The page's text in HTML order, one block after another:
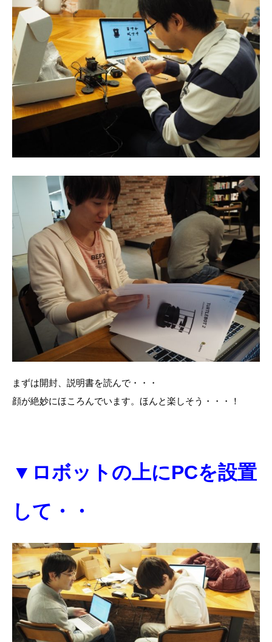
まずは開封、説明書を読んで・・・
顔が絶妙にほころんでいます。ほんと楽しそう・・・！
▼ロボットの上にPCを設置
して・・